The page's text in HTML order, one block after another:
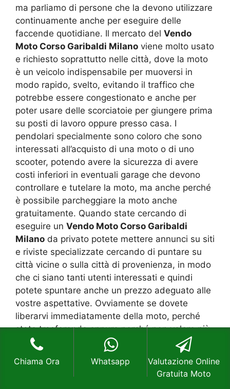
ma parliamo di persone che la devono utilizzare
continuamente anche per eseguire delle
faccende quotidiane. Il mercato del Vendo
Moto Corso Garibaldi Milano viene molto usato
e richiesto soprattutto nelle città, dove la moto
è un veicolo indispensabile per muoversi in
modo rapido, svelto, evitando il traffico che
potrebbe essere congestionato e anche per
poter usare delle scorciatoie per giungere prima
su posti di lavoro oppure presso casa. I
pendolari specialmente sono coloro che sono
interessati all’acquisto di una moto o di uno
scooter, potendo avere la sicurezza di avere
costi inferiori in eventuali garage che devono
controllare e tutelare la moto, ma anche perché
è possibile parcheggiare la moto anche
gratuitamente. Quando state cercando di
eseguire un Vendo Moto Corso Garibaldi
Milano da privato potete mettere annunci su siti
e riviste specializzate cercando di puntare su
città vicine o sulla città di provenienza, in modo
che ci siano tanti utenti interessati e quindi
potete spuntare anche un prezzo adeguato alle
vostre aspettative. Ovviamente se dovete
liberarvi immediatamente della moto, perché
state trasferendo oppure perché non volere più
usarla e non avete posto dove potete
parcheggiarla, abbassare il prezzo di qualche
migliaio d’euro attira tanti clienti che possono
pagare anche in contanti. Ovviamente si sempre
Chiama Ora Whatsapp
Valutazione Online
Gratuita Moto